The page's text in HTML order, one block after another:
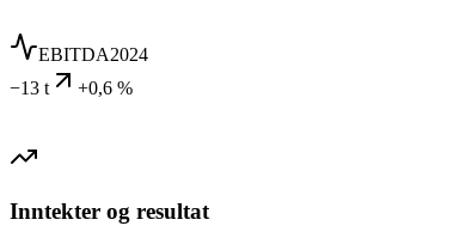
EBITDA2024
−13 t
+0,6 %
Inntekter og resultat